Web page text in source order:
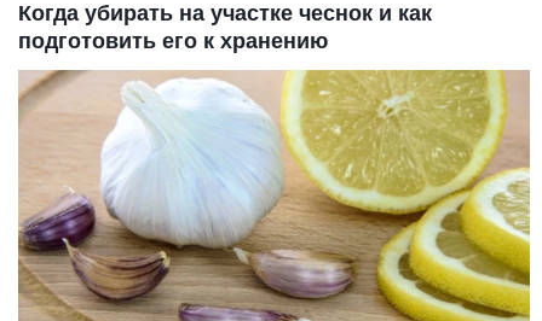
Когда убирать на участке чеснок и как
подготовить его к хранению